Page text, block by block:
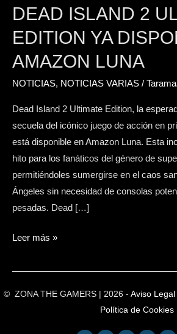
DEAD ISLAND 2
EDITION YA
AMAZON LUNA
NOTICIAS, NOTICIAS VARIAS /
Dead Island 2 Ultimate Edition, la
secuela del icónico juego de acción en
está disponible en Amazon Luna. Esta
hito para los fanáticos del género de
permitiéndoles sumergirse en el caos
Ángeles sin necesidad de consolas
pesadas. Dead […]
2
Edition
ya
disponible
Amazon
Luna
Leer más »
© ZONA THE GAMERS | 2026 - Aviso Legal
Política de Cookies